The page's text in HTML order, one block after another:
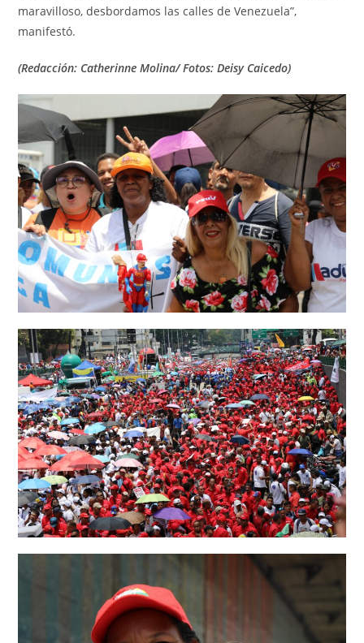
maravilloso, desbordamos las calles de Venezuela”,
manifestó.
(Redacción: Catherinne Molina/ Fotos: Deisy Caicedo)